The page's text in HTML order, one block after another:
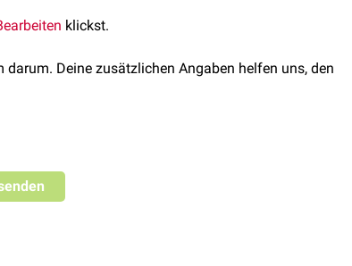
klickst.
Deine zusätzlichen Angaben helfen uns, den